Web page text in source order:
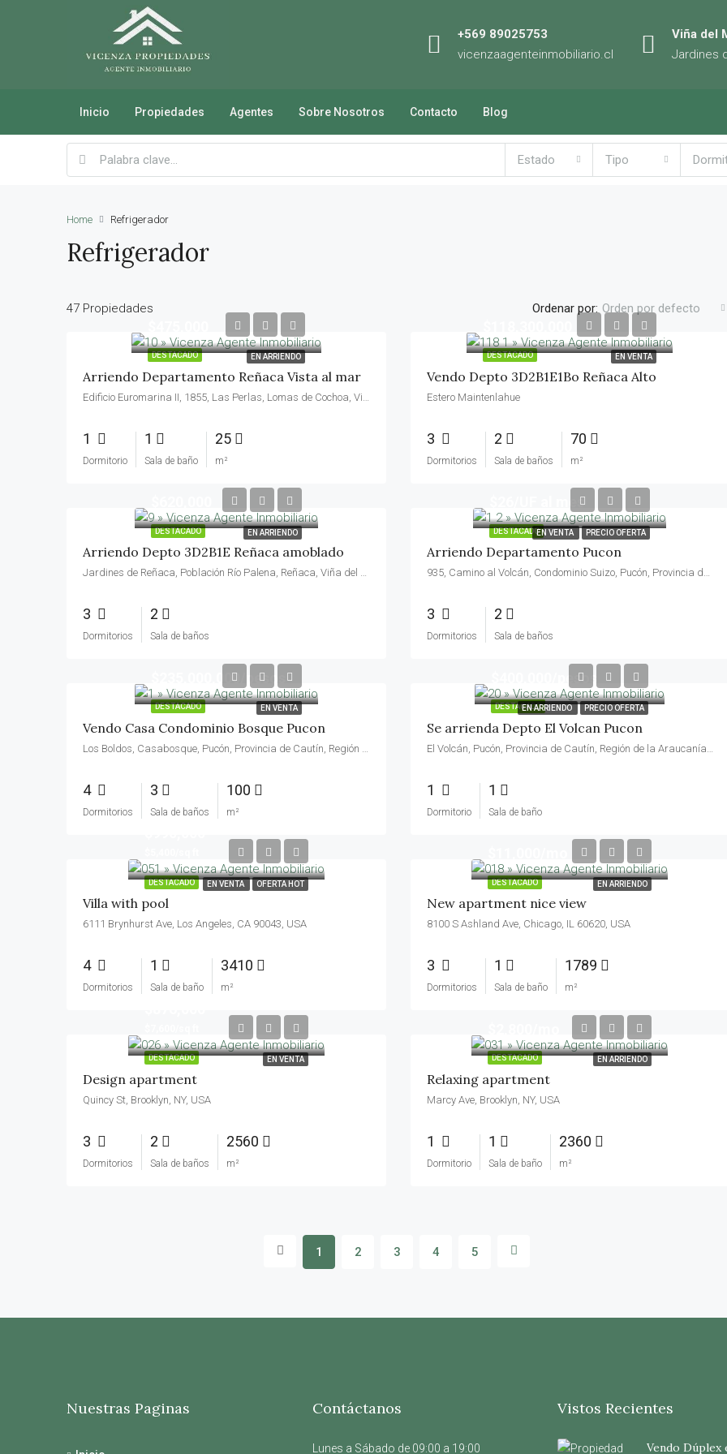
+569 89025753
vicenzaagenteinmobiliario.cl
Viña del
Jardines
Inicio Propiedades Agentes Sobre Nosotros Contacto Blog
Estado Tipo
Home Refrigerador
Refrigerador
47 Propiedades Ordenar por: Orden por defecto
DESTACADO EN ARRIENDO
Arriendo Departamento Reñaca Vista al mar
1
Dormitorio
1
Sala de baño
25
m²
DESTACADO EN VENTA
Vendo Depto 3D2B1E1Bo Reñaca Alto
Estero Maintenlahue
3
Dormitorios
2
Sala de baños
70
m²
DESTACADO EN ARRIENDO
Arriendo Depto 3D2B1E Reñaca amoblado
Jardines de Reñaca, Población Río Palena, Reñaca, Viña del Mar, Provincia de Valparaíso, Región de Valparaíso, 2571190, Chile
3
Dormitorios
2
Sala de baños
DESTACADOEN VENTA PRECIO OFERTA
$26/UF al mes
Arriendo Departamento Pucon
935, Camino al Volcán, Condominio Suizo, Pucón, Provincia de Cautín, Región de la Araucanía, 4920000, Chile
3
Dormitorios
2
Sala de baños
DESTACADO EN VENTA
$235,000,000/pesos
Vendo Casa Condominio Bosque Pucon
4
Dormitorios
3
Sala de baños
100
m²
DESTACADOEN ARRIENDO PRECIO OFERTA
$400,000/pesos
Se arrienda Depto El Volcan Pucon
1
Dormitorio
1
Sala de baño
DESTACADO EN VENTA OFERTA HOT
Villa with pool
6111 Brynhurst Ave, Los Angeles, CA 90043, USA
4
Dormitorios
1
Sala de baño
3410
m²
DESTACADO EN ARRIENDO
New apartment nice view
8100 S Ashland Ave, Chicago, IL 60620, USA
3
Dormitorios
1
Sala de baño
1789
m²
DESTACADO EN VENTA
Design apartment
Quincy St, Brooklyn, NY, USA
3
Dormitorios
2
Sala de baños
2560
m²
DESTACADO EN ARRIENDO
Relaxing apartment
Marcy Ave, Brooklyn, NY, USA
1
Dormitorio
1
Sala de baño
2360
m²
1 2 3 4 5
Nuestras Paginas Contáctanos
Lunes a Sábado de 09:00 a 19:00
Vistos Recientes
Vendo Dúplex